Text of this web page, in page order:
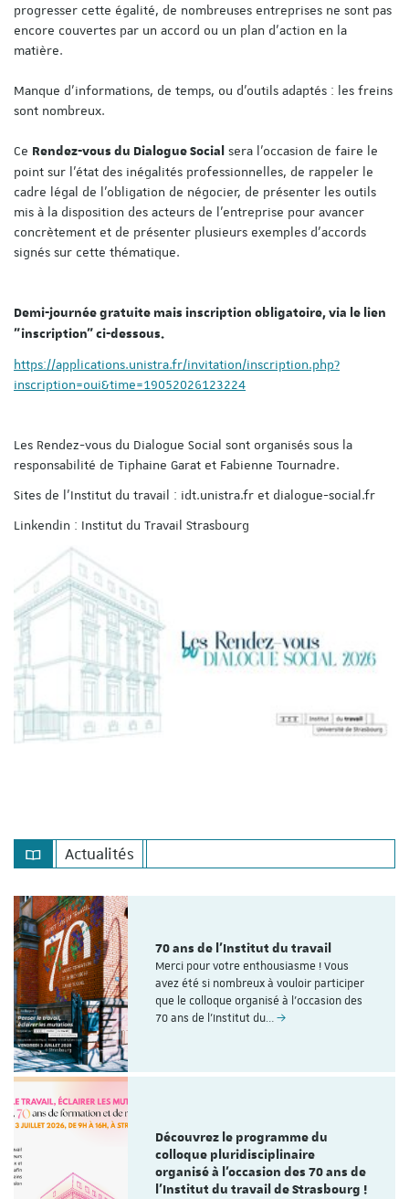
progresser cette égalité, de nombreuses entreprises ne sont pas
encore couvertes par un accord ou un plan d’action en la
matière.
Manque d’informations, de temps, ou d’outils adaptés : les freins
sont nombreux.
Ce Rendez-vous du Dialogue Social sera l’occasion de faire le
point sur l’état des inégalités professionnelles, de rappeler le
cadre légal de l’obligation de négocier, de présenter les outils
mis à la disposition des acteurs de l’entreprise pour avancer
concrètement et de présenter plusieurs exemples d'accords
signés sur cette thématique.
Demi-journée gratuite mais inscription obligatoire, via le lien
"inscription" ci-dessous.
https://applications.unistra.fr/invitation/inscription.php?
inscription=oui&time=19052026123224
Les Rendez-vous du Dialogue Social sont organisés sous la
responsabilité de Tiphaine Garat et Fabienne Tournadre.
Sites de l'Institut du travail : idt.unistra.fr et dialogue-social.fr
Linkendin : Institut du Travail Strasbourg
Actualités
70 ans de l'Institut du travail
Merci pour votre enthousiasme ! Vous
avez été si nombreux à vouloir participer
que le colloque organisé à l'occasion des
70 ans de l’Institut du…
Découvrez le programme du
colloque pluridisciplinaire
organisé à l'occasion des 70 ans de
l'Institut du travail de Strasbourg !